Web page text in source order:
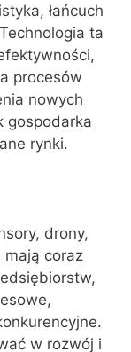
łańcuch
ta
procesów
nowych
gospodarka
rynki.
drony,
coraz
w rozwój i